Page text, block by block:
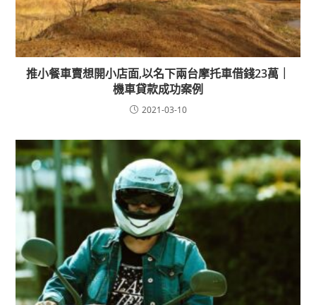
推小餐車賣想開小店面,以名下兩台摩托車借錢23萬｜
機車貸款成功案例
2021-03-10